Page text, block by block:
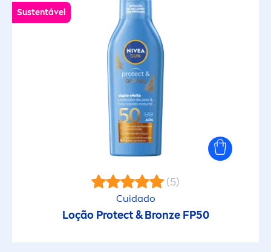
FATOR DE PROTEÇÃO SOLAR
Sustentável
(5)
Cuidado
Loção Protect&BronzeFP50